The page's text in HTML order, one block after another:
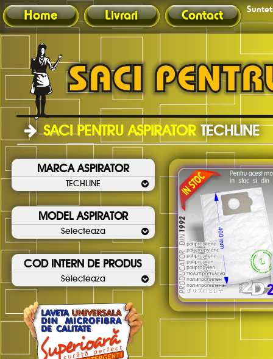
Home Livrari Contact
SACI PENTRU ASPIRATOR TECHLINE
MARCA ASPIRATOR
TECHLINE
MODEL ASPIRATOR
Selecteaza
COD INTERN DE PRODUS
Selecteaza